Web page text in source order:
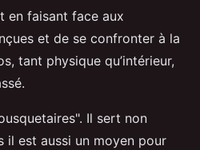
en faisant face aux
et de se confronter à la
tant physique qu’intérieur,
Il sert non
il est aussi un moyen pour